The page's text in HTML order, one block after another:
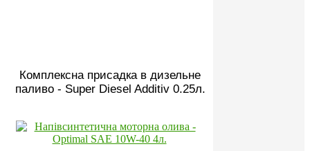
Комплексна присадка в дизельне
паливо - Super Diesel Additiv 0.25л.